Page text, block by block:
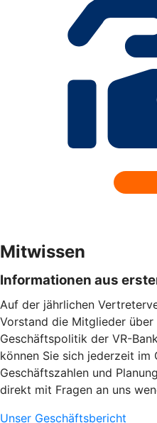
Mitwissen
Informationen aus
Auf der jährlichen
Vorstand die Mitglieder
Geschäftspolitik der VR-
können Sie sich jederzeit
Geschäftszahlen und
direkt mit Fragen an uns
Unser Geschäftsbericht